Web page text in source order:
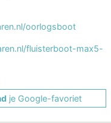
oorlogsboot
fluisterboot-max5-
je Google-favoriet